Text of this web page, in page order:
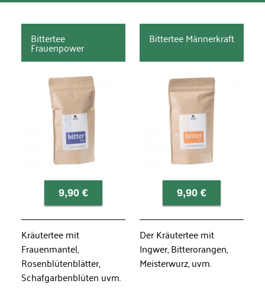
Bittertee
Frauenpower
9,90 €
Kräutertee mit
Frauenmantel,
Rosenblütenblätter,
Schafgarbenblüten uvm.
Bittertee Männerkraft
9,90 €
Der Kräutertee mit
Ingwer, Bitterorangen,
Meisterwurz, uvm.